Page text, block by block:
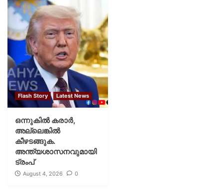
Flash Story Latest News
ഒന്നുകില്‍ കരാര്‍,
അല്ലെങ്കില്‍
കീഴടങ്ങുക.
അന്ത്യശാസനവുമായി
ട്രംപ്
August 4, 2026 0